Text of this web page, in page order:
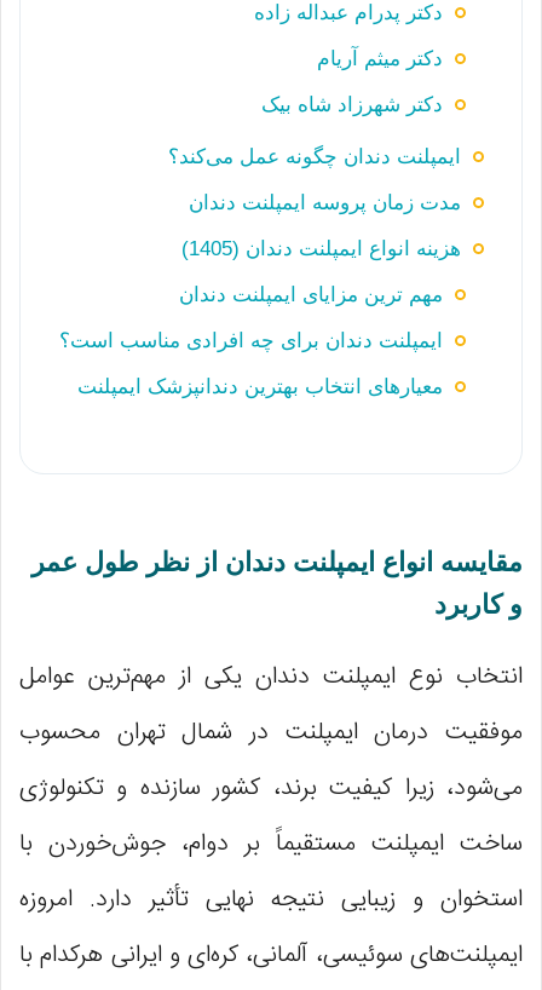
دکتر پدرام عبداله زاده
دکتر میثم آریام
دکتر شهرزاد شاه بیک
ایمپلنت دندان چگونه عمل می‌کند؟
مدت زمان پروسه ایمپلنت دندان
هزینه انواع ایمپلنت دندان (1405)
مهم ترین مزایای ایمپلنت دندان
ایمپلنت دندان برای چه افرادی مناسب است؟
معیارهای انتخاب بهترین دندانپزشک ایمپلنت
مقایسه انواع ایمپلنت دندان از نظر طول عمر
و کاربرد
انتخاب نوع ایمپلنت دندان یکی از مهم‌ترین عوامل
موفقیت درمان ایمپلنت در شمال تهران محسوب
می‌شود، زیرا کیفیت برند، کشور سازنده و تکنولوژی
ساخت ایمپلنت مستقیماً بر دوام، جوش‌خوردن با
استخوان و زیبایی نتیجه نهایی تأثیر دارد. امروزه
ایمپلنت‌های سوئیسی، آلمانی، کره‌ای و ایرانی هرکدام با